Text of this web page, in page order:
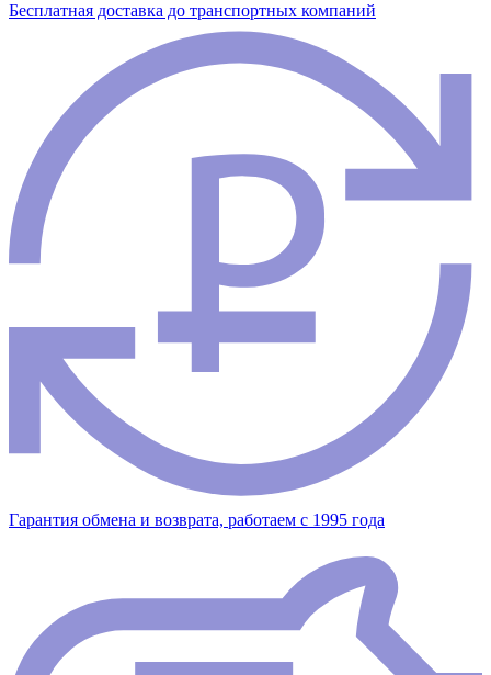
Бесплатная доставка до транспортных компаний
Гарантия обмена и возврата, работаем с 1995 года